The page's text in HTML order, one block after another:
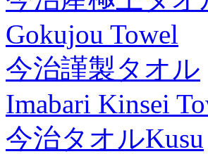
Gokujou Towel
今治謹製タオル
Imabari Kinsei
今治タオルKusu